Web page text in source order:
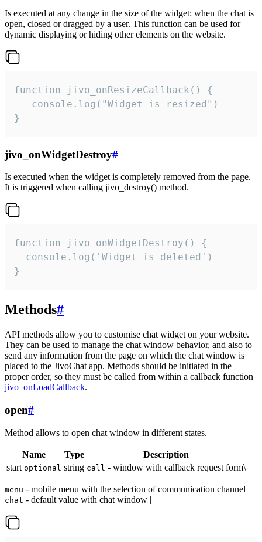
Is executed at any change in the size of the widget: when the chat is
open, closed or dragged by a user. This function can be used for
dynamic displaying or hiding other elements on the website.
function jivo_onResizeCallback() {
   console.log("Widget is resized")
}
jivo_onWidgetDestroy#
Is executed when the widget is completely removed from the page.
It is triggered when calling jivo_destroy() method.
function jivo_onWidgetDestroy() {
  console.log('Widget is deleted')
}
Methods#
API methods allow you to customise chat widget on your website.
They can be used to manage the chat window behavior, and also to
send any information from the page on which the chat window is
placed to the JivoChat app. Methods should be initiated in the
proper order, so they must be called from within a callback function
jivo_onLoadCallback.
open#
Method allows to open chat window in different states.
Name Type
Description
start optional string call - window with callback request form\
menu - mobile menu with the selection of communication channel
chat - default value with chat window |